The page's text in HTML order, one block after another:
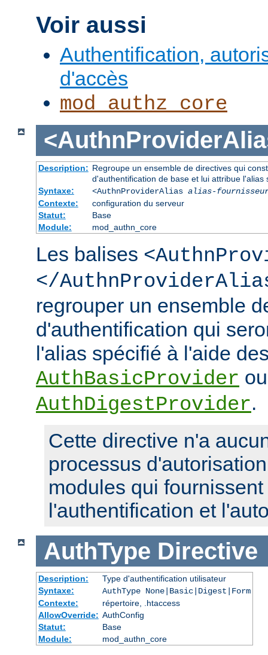
Voir aussi
Authentification,
d'accès
mod_authz_core
Description: Regroupe un ensemble de directives qui
d'authentification de base et lui attribue l'alias
Syntaxe:
<AuthnProviderAlias alias-
Contexte:
configuration du serveur
Statut:
Base
Module:
mod_authn_core
Les balises
</
regrouper un ensemble
d'authentification qui
l'alias spécifié à l'aide
AuthBasicProvider ou
AuthDigestProvider.
Cette directive n'a
processus
modules qui
l'authentification et
AuthType Directive
Description:
Type d'authentification utilisateur
Syntaxe:
AuthType None|Basic|Digest|Form
Contexte:
répertoire, .htaccess
AllowOverride: AuthConfig
Statut:
Base
Module:
mod_authn_core